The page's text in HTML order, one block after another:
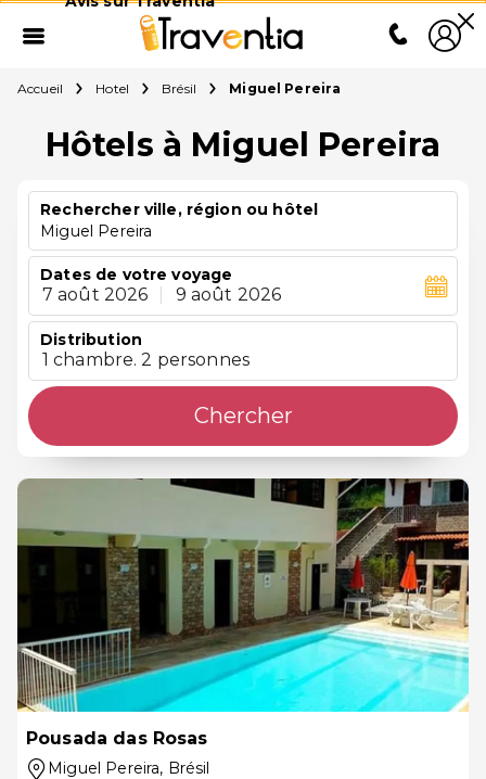
Accueil Hotel Brésil Miguel Pereira
Hôtels à Miguel Pereira
Rechercher ville, région ou hôtel
Miguel Pereira
Dates de votre voyage
7 août 2026 9 août 2026
Distribution
1 chambre. 2 personnes
Chercher
Pousada das Rosas
Miguel Pereira, Brésil